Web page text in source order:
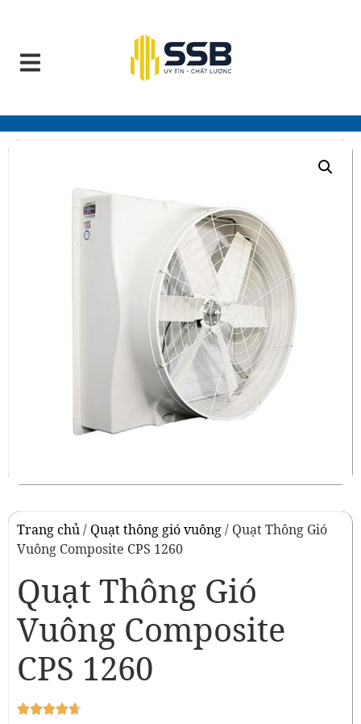
Trang chủ/ Quạt thông gió vuông/ Quạt Thông Gió
Vuông Composite CPS 1260
Quạt Thông Gió
Vuông Composite
CPS 1260